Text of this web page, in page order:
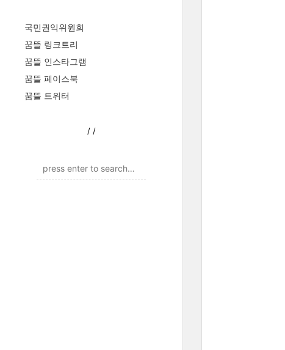
국민권익위원회
꿈뜰 링크트리
꿈뜰 인스타그램
꿈뜰 페이스북
꿈뜰 트위터
/ /